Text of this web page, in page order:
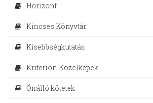
Horizont
Kincses Könyvtár
Kisebbségkutatás
Kriterion Közelképek
Önálló kötetek